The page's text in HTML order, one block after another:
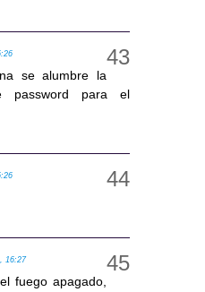
se alumbre la
password para el
16:27
fuego apagado,